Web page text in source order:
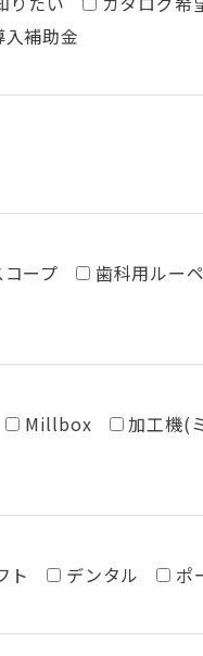
補助金
ープ 歯科用ルーペ
Millbox
加工機(
ト デンタル ポ